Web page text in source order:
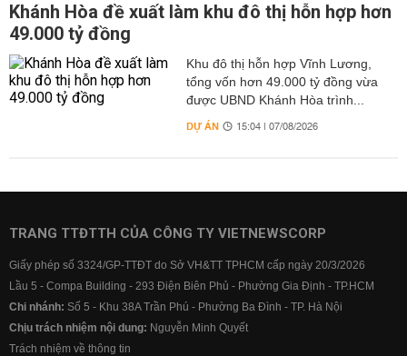
Khánh Hòa đề xuất làm khu đô thị hỗn hợp hơn
49.000 tỷ đồng
Khu đô thị hỗn hợp Vĩnh Lương,
tổng vốn hơn 49.000 tỷ đồng vừa
được UBND Khánh Hòa trình...
DỰ ÁN 15:04 | 07/08/2026
TRANG TTĐTTH CỦA CÔNG TY VIETNEWSCORP
Giấy phép số 3324/GP-TTĐT do Sở VH&TT TPHCM cấp ngày 20/3/2026
Lầu 5 - Compa Building - 293 Điện Biên Phủ - Phường Gia Định - TP.HCM
Chi nhánh: Số 5 - Khu 38A Trần Phú - Phường Ba Đình - TP. Hà Nội
Chịu trách nhiệm nội dung: Nguyễn Minh Quyết
Trách nhiệm về thông tin